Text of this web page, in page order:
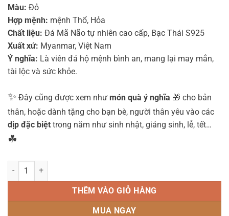
Màu: Đỏ
Hợp mệnh: mệnh Thổ, Hỏa
Chất liệu: Đá Mã Não tự nhiên cao cấp, Bạc Thái S925
Xuất xứ: Myanmar, Việt Nam
Ý nghĩa: Là viên đá hộ mệnh bình an, mang lại may mắn,
tài lộc và sức khỏe.
✨ Đây cũng được xem như món quà ý nghĩa 🎁 cho bản
thân, hoặc dành tặng cho bạn bè, người thân yêu vào các
dịp đặc biệt trong năm như sinh nhật, giáng sinh, lễ, tết…
☘
Vòng tay MND5228 (Đá mã não đỏ 8 ly mix charm TUỔI MÃO bạc
THÊM VÀO GIỎ HÀNG
MUA NGAY